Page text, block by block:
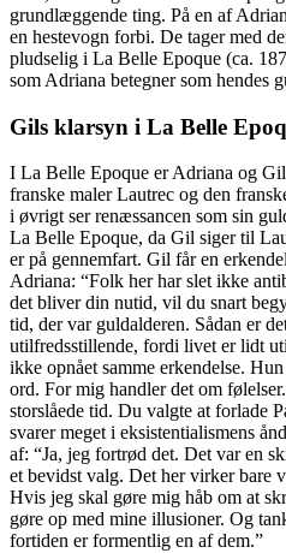
grundlæggende ting. På en af
en hestevogn forbi. De tager med
pludselig i La Belle Epoque (ca.
som Adriana betegner som hendes
Gils klarsyn i La Belle
I La Belle Epoque er Adriana og
franske maler Lautrec og den
i øvrigt ser renæssancen som sin
La Belle Epoque, da Gil siger til
er på gennemfart. Gil får en
Adriana: “Folk her har slet ikke
det bliver din nutid, vil du snart
tid, der var guldalderen. Sådan er
utilfredsstillende, fordi livet er lidt
ikke opnået samme erkendelse.
ord. For mig handler det om
storslåede tid. Du valgte at forlade
svarer meget i eksistentialismens
af: “Ja, jeg fortrød det. Det var en
et bevidst valg. Det her virker bare
Hvis jeg skal gøre mig håb om at
gøre op med mine illusioner. Og
fortiden er formentlig en af dem.”